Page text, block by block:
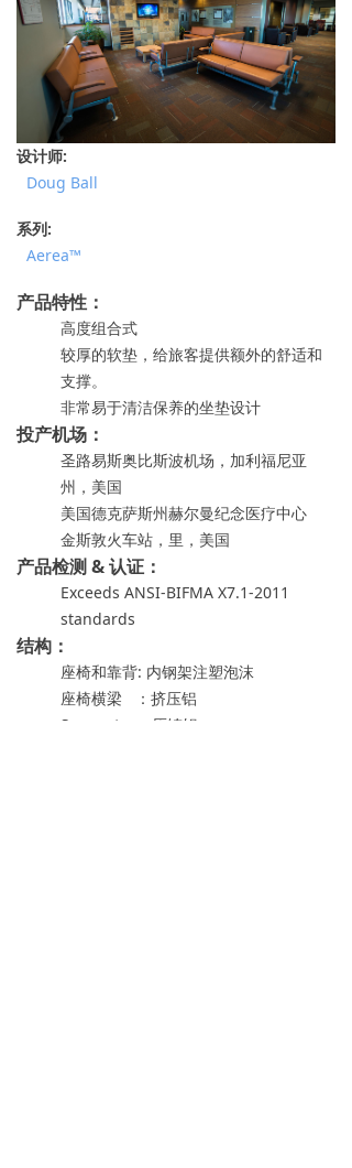
设计师:
Doug Ball
系列:
Aerea™
产品特性：
高度组合式
较厚的软垫，给旅客提供额外的舒适和
支撑。
非常易于清洁保养的坐垫设计
投产机场：
圣路易斯奥比斯波机场，加利福尼亚
州，美国
美国德克萨斯州赫尔曼纪念医疗中心
金斯敦火车站，里，美国
产品检测 & 认证：
Exceeds ANSI-BIFMA X7.1-2011
standards
结构：
座椅和靠背: 内钢架注塑泡沫
座椅横梁 ：挤压铝
Supports ：压铸铝